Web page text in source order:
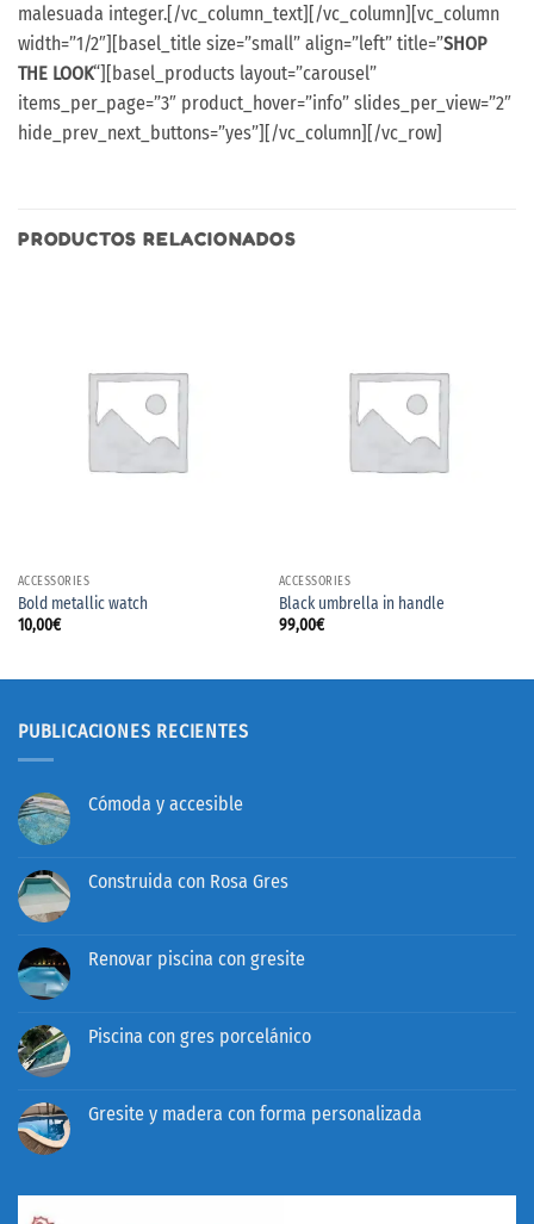
malesuada integer.[/vc_column_text][/vc_column][vc_column
width=”1/2″][basel_title size=”small” align=”left” title=”SHOP
THE LOOK“][basel_products layout=”carousel”
items_per_page=”3″ product_hover=”info” slides_per_view=”2″
hide_prev_next_buttons=”yes”][/vc_column][/vc_row]
PRODUCTOS RELACIONADOS
ACCESSORIES
Bold metallic watch
10,00€
ACCESSORIES
Black umbrella in handle
99,00€
PUBLICACIONES RECIENTES
Cómoda y accesible
en
Cómoda
Construida con Rosa Gres
en
Construida
Renovar piscina con gresite
en
Renovar
Piscina con gres porcelánico
en
Piscina
Gresite y madera con forma personalizada
Gresite